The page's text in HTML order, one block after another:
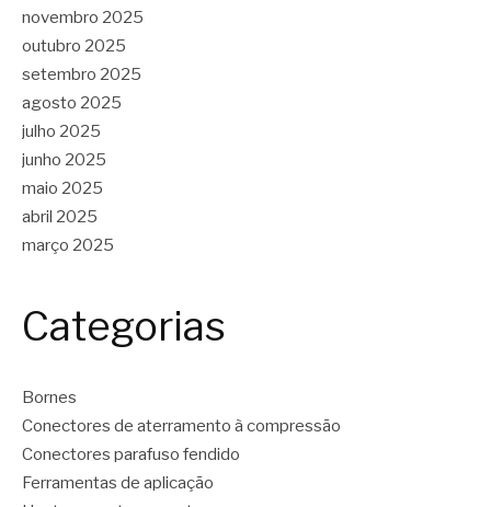
novembro 2025
outubro 2025
setembro 2025
agosto 2025
julho 2025
junho 2025
maio 2025
abril 2025
março 2025
Categorias
Bornes
Conectores de aterramento à compressão
Conectores parafuso fendido
Ferramentas de aplicação